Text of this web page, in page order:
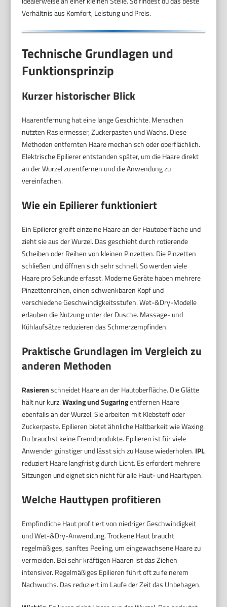
Verhältnis aus Komfort, Leistung und Preis.
Technische Grundlagen und
Funktionsprinzip
Kurzer historischer Blick
Haarentfernung hat eine lange Geschichte. Menschen
nutzten Rasiermesser, Zuckerpasten und Wachs. Diese
Methoden entfernten Haare mechanisch oder oberflächlich.
Elektrische Epilierer entstanden später, um die Haare direkt
an der Wurzel zu entfernen und die Anwendung zu
vereinfachen.
Wie ein Epilierer funktioniert
Ein Epilierer greift einzelne Haare an der Hautoberfläche und
zieht sie aus der Wurzel. Das geschieht durch rotierende
Scheiben oder Reihen von kleinen Pinzetten. Die Pinzetten
schließen und öffnen sich sehr schnell. So werden viele
Haare pro Sekunde erfasst. Moderne Geräte haben mehrere
Pinzettenreihen, einen schwenkbaren Kopf und
verschiedene Geschwindigkeitsstufen. Wet-&Dry-Modelle
erlauben die Nutzung unter der Dusche. Massage- und
Kühlaufsätze reduzieren das Schmerzempfinden.
Praktische Grundlagen im Vergleich zu
anderen Methoden
Rasierenschneidet Haare an der Hautoberfläche. Die Glätte
hält nur kurz.Waxing und Sugaringentfernen Haare
ebenfalls an der Wurzel. Sie arbeiten mit Klebstoff oder
Zuckerpaste. Epilieren bietet ähnliche Haltbarkeit wie Waxing.
Du brauchst keine Fremdprodukte. Epilieren ist für viele
Anwender günstiger und lässt sich zu Hause wiederholen. IPL
reduziert Haare langfristig durch Licht. Es erfordert mehrere
Sitzungen und eignet sich nicht für alle Haut- und Haartypen.
Welche Hauttypen profitieren
Empfindliche Haut profitiert von niedriger Geschwindigkeit
und Wet-&Dry-Anwendung. Trockene Haut braucht
regelmäßiges, sanftes Peeling, um eingewachsene Haare zu
vermeiden. Bei sehr kräftigen Haaren ist das Ziehen
intensiver. Regelmäßiges Epilieren führt oft zu feinerem
Nachwuchs. Das reduziert im Laufe der Zeit das Unbehagen.